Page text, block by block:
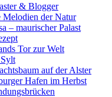
& Blogger
Melodien der Natur
– maurischer Palast
Tor zur Welt
auf der Alster
Hafen im Herbst